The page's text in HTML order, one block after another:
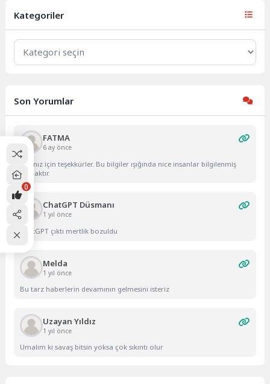
Kategoriler
Kategoriler
Son Yorumlar
FATMA
6 ay önce
Yazınız için teşekkürler. Bu bilgiler ışığında nice insanlar bilgilenmiş
olacaktır.
ChatGPT Düsmanı
1 yıl önce
ChatGPT çıktı mertlik bozuldu
Melda
1 yıl önce
Bu tarz haberlerin devamının gelmesini isteriz
Uzayan Yıldız
1 yıl önce
Umalım ki savaş bitsin yoksa çok sıkıntı olur
0